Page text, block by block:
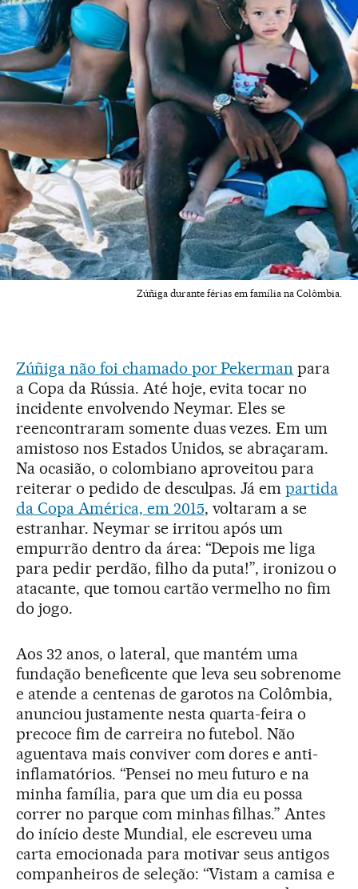
Zúñiga durante férias em família na Colômbia.
Zúñiga não foi chamado por Pekerman para
a Copa da Rússia. Até hoje, evita tocar no
incidente envolvendo Neymar. Eles se
reencontraram somente duas vezes. Em um
amistoso nos Estados Unidos, se abraçaram.
Na ocasião, o colombiano aproveitou para
reiterar o pedido de desculpas. Já empartida
da Copa América, em 2015, voltaram a se
estranhar. Neymar se irritou após um
empurrão dentro da área: “Depois me liga
para pedir perdão, filho da puta!”, ironizou o
atacante, que tomou cartão vermelho no fim
do jogo.
Aos 32 anos, o lateral, que mantém uma
fundação beneficente que leva seu sobrenome
e atende a centenas de garotos na Colômbia,
anunciou justamente nesta quarta-feira o
precoce fim de carreira no futebol. Não
aguentava mais conviver com dores e anti-
inflamatórios. “Pensei no meu futuro e na
minha família, para que um dia eu possa
correr no parque com minhas filhas.” Antes
do início deste Mundial, ele escreveu uma
carta emocionada para motivar seus antigos
companheiros de seleção: “Vistam a camisa e